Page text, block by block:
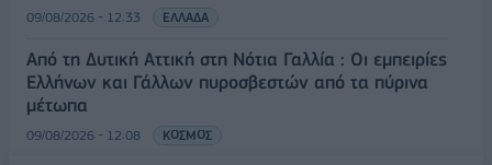
09/08/2026 - 12:33 ΕΛΛΑΔΑ
Από τη Δυτική Αττική στη Νότια Γαλλία : Οι εμπειρίες
Ελλήνων και Γάλλων πυροσβεστών από τα πύρινα
μέτωπα
09/08/2026 - 12:08 ΚΟΣΜΟΣ